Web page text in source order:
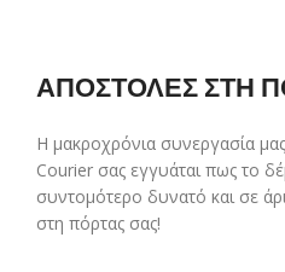
ΑΠΟΣΤΟΛΕΣ ΣΤΗ
Η μακροχρόνια συνεργασία
Courier σας εγγυάται πως το
συντομότερο δυνατό και σε
στη πόρτας σας!